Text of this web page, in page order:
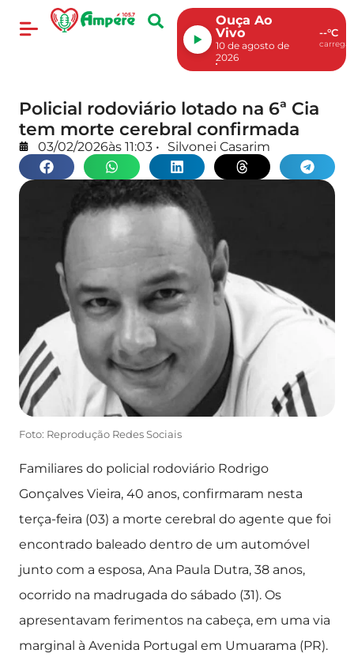
Ouça Ao
Vivo
10 de agosto de
2026
--°C
Policial rodoviário lotado na 6ª Cia
tem morte cerebral confirmada
03/02/2026às 11:03 • Silvonei Casarim
Foto: Reprodução Redes Sociais
Familiares do policial rodoviário Rodrigo
Gonçalves Vieira, 40 anos, confirmaram nesta
terça-feira (03) a morte cerebral do agente que foi
encontrado baleado dentro de um automóvel
junto com a esposa, Ana Paula Dutra, 38 anos,
ocorrido na madrugada do sábado (31). Os
apresentavam ferimentos na cabeça, em uma via
marginal à Avenida Portugal em Umuarama (PR).